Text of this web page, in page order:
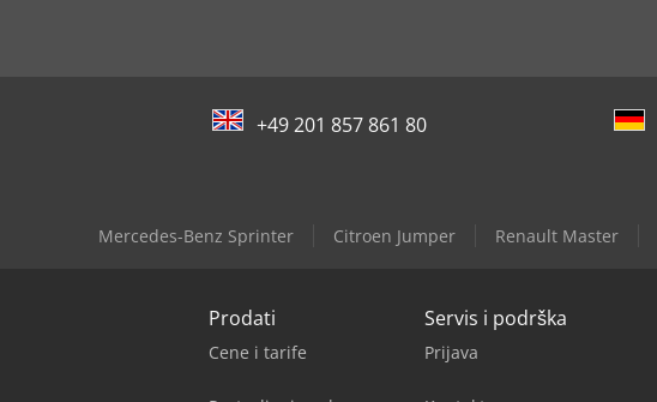
+49 201 857 861 80
Mercedes-Benz Sprinter Citroen Jumper Renault Master
Prodati
Cene i tarife
Servis i podrška
Prijava